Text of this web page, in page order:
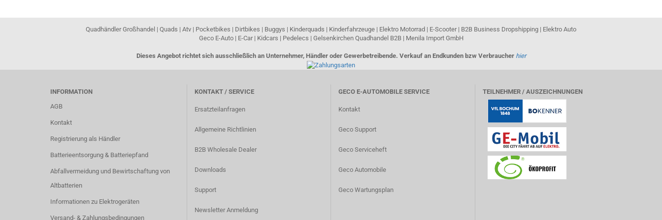
Quadhändler Großhandel | Quads | Atv | Pocketbikes | Dirtbikes | Buggys | Kinderquads | Kinderfahrzeuge | Elektro Motorrad | E-Scooter | B2B Business Dropshipping | Elektro Auto
Geco E-Auto | E-Car | Kidcars | Pedelecs | Gelsenkirchen Quadhandel B2B | Menila Import GmbH
Dieses Angebot richtet sich ausschließlich an Unternehmer, Händler oder Gewerbetreibende. Verkauf an Endkunden bzw Verbraucher hier
INFORMATION
AGB
Kontakt
Registrierung als Händler
Batterieentsorgung & Batteriepfand
Abfallvermeidung und Bewirtschaftung von
Altbatterien
Informationen zu Elektrogeräten
Versand- & Zahlungsbedingungen
KONTAKT / SERVICE
Ersatzteilanfragen
Allgemeine Richtlinien
B2B Wholesale Dealer
Downloads
Support
Newsletter Anmeldung
GECO E-AUTOMOBILE SERVICE
Kontakt
Geco Support
Geco Serviceheft
Geco Automobile
Geco Wartungsplan
TEILNEHMER / AUSZEICHNUNGEN